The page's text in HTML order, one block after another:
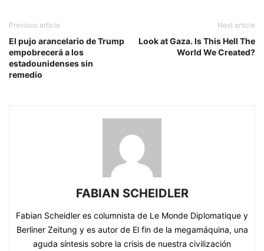
Previous article
El pujo arancelario de Trump
empobrecerá a los
estadounidenses sin
remedio
Next article
Look at Gaza. Is This Hell The
World We Created?
FABIAN SCHEIDLER
Fabian Scheidler es columnista de Le Monde Diplomatique y
Berliner Zeitung y es autor de El fin de la megamáquina, una
aguda síntesis sobre la crisis de nuestra civilización